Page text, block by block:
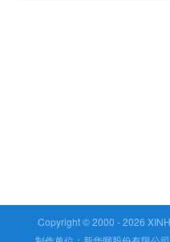
Copyright © 2000 -2026